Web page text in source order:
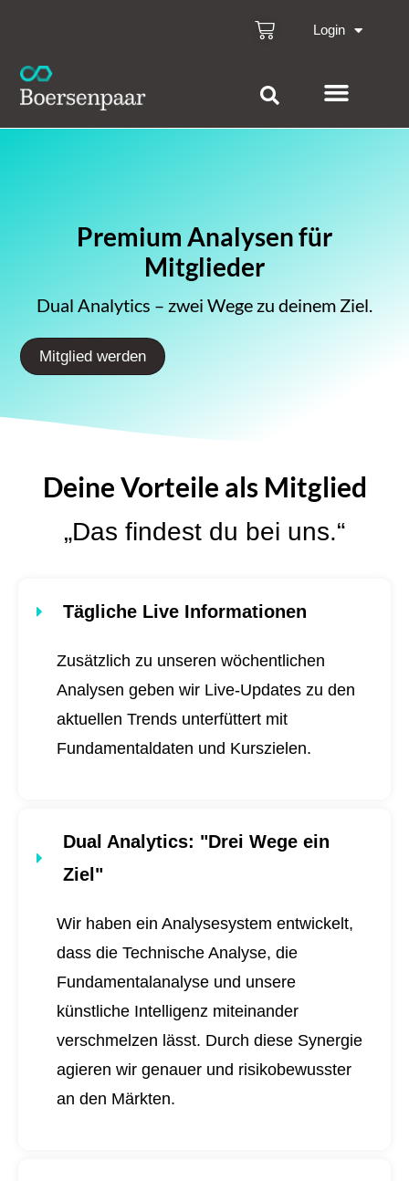
Login
Premium Analysen für
Mitglieder
Dual Analytics – zwei Wege zu deinem Ziel.
Mitglied werden
Deine Vorteile als Mitglied
„Das findest du bei uns.“
Tägliche Live Informationen
Zusätzlich zu unseren wöchentlichen
Analysen geben wir Live-Updates zu den
aktuellen Trends unterfüttert mit
Fundamentaldaten und Kurszielen.
Dual Analytics: "Drei Wege ein
Ziel"
Wir haben ein Analysesystem entwickelt,
dass die Technische Analyse, die
Fundamentalanalyse und unsere
künstliche Intelligenz miteinander
verschmelzen lässt. Durch diese Synergie
agieren wir genauer und risikobewusster
an den Märkten.